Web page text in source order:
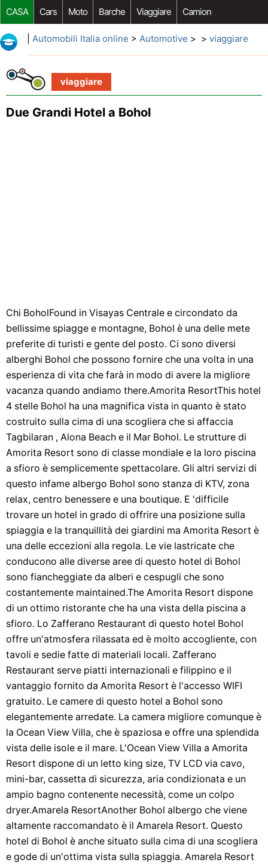
CASA Cars Moto Barche Viaggiare Camion
Riparazione Auto Acquisto Auto Car Opzioni Aftermarket
Automobili Italia online > Automotive > > viaggiare
viaggiare
Due Grandi Hotel a Bohol
Chi BoholFound in Visayas Centrale e circondato da
bellissime spiagge e montagne, Bohol è una delle mete
preferite di turisti e gente del posto. Ci sono diversi
alberghi Bohol che possono fornire che una volta in una
esperienza di vita che farà in modo di avere la migliore
vacanza quando andiamo there.Amorita ResortThis hotel
4 stelle Bohol ha una magnifica vista in quanto è stato
costruito sulla cima di una scogliera che si affaccia
Tagbilaran , Alona Beach e il Mar Bohol. Le strutture di
Amorita Resort sono di classe mondiale e la loro piscina
a sfioro è semplicemente spettacolare. Gli altri servizi di
questo infame albergo Bohol sono stanza di KTV, zona
relax, centro benessere e una boutique. E 'difficile
trovare un hotel in grado di offrire una posizione sulla
spiaggia e la tranquillità dei giardini ma Amorita Resort è
una delle eccezioni alla regola. Le vie lastricate che
conducono alle diverse aree di questo hotel di Bohol
sono fiancheggiate da alberi e cespugli che sono
costantemente maintained.The Amorita Resort dispone
di un ottimo ristorante che ha una vista della piscina a
sfioro. Lo Zafferano Restaurant di questo hotel Bohol
offre un'atmosfera rilassata ed è molto accogliente, con
tavoli e sedie fatte di materiali locali. Zafferano
Restaurant serve piatti internazionali e filippino e il
vantaggio fornito da Amorita Resort è l'accesso WIFI
gratuito. Le camere di questo hotel a Bohol sono
elegantemente arredate. La camera migliore comunque è
la Ocean View Villa, che è spaziosa e offre una splendida
vista delle isole e il mare. L'Ocean View Villa a Amorita
Resort dispone di un letto king size, TV LCD via cavo,
mini-bar, cassetta di sicurezza, aria condizionata e un
ampio bagno contenente necessità, come un colpo
dryer.Amarela ResortAnother Bohol albergo che viene
altamente raccomandato è il Amarela Resort. Questo
hotel di Bohol è anche situato sulla cima di una scogliera
e gode di un'ottima vista sulla spiaggia. Amarela Resort